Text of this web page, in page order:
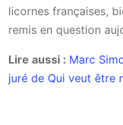
licornes françaises,
remis en question
Lire aussi : Marc
juré de Qui veut être